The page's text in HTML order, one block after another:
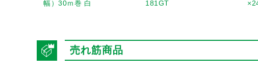
幅）30ｍ巻 白
181GT
売れ筋商品